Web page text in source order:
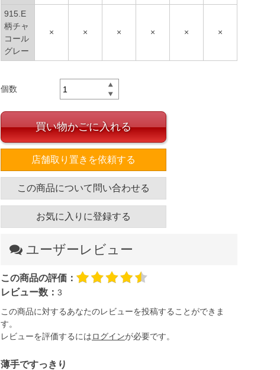
915.E
柄チャ
コール
グレー
× × × × × ×
個数
買い物かごに入れる
店舗取り置きを依頼する
この商品について問い合わせる
お気に入りに登録する
ユーザーレビュー
この商品の評価：
レビュー数： 3
この商品に対するあなたのレビューを投稿することができま
す。
レビューを評価するにはログインが必要です。
薄手ですっきり